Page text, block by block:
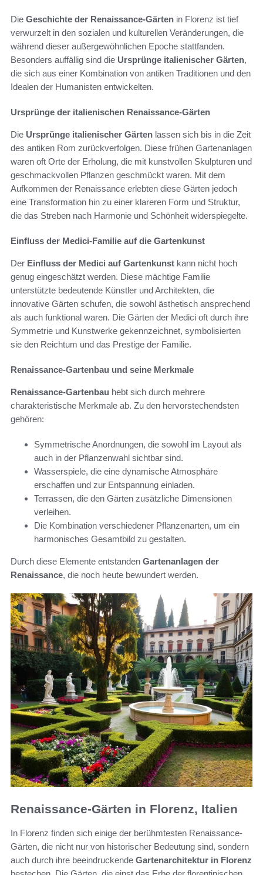
Die Geschichte der Renaissance-Gärten in Florenz ist tief
verwurzelt in den sozialen und kulturellen Veränderungen, die
während dieser außergewöhnlichen Epoche stattfanden.
Besonders auffällig sind die Ursprünge italienischer Gärten,
die sich aus einer Kombination von antiken Traditionen und den
Idealen der Humanisten entwickelten.
Ursprünge der italienischen Renaissance-Gärten
Die Ursprünge italienischer Gärten lassen sich bis in die Zeit
des antiken Rom zurückverfolgen. Diese frühen Gartenanlagen
waren oft Orte der Erholung, die mit kunstvollen Skulpturen und
geschmackvollen Pflanzen geschmückt waren. Mit dem
Aufkommen der Renaissance erlebten diese Gärten jedoch
eine Transformation hin zu einer klareren Form und Struktur,
die das Streben nach Harmonie und Schönheit widerspiegelte.
Einfluss der Medici-Familie auf die Gartenkunst
Der Einfluss der Medici auf Gartenkunst kann nicht hoch
genug eingeschätzt werden. Diese mächtige Familie
unterstützte bedeutende Künstler und Architekten, die
innovative Gärten schufen, die sowohl ästhetisch ansprechend
als auch funktional waren. Die Gärten der Medici oft durch ihre
Symmetrie und Kunstwerke gekennzeichnet, symbolisierten
sie den Reichtum und das Prestige der Familie.
Renaissance-Gartenbau und seine Merkmale
Renaissance-Gartenbau hebt sich durch mehrere
charakteristische Merkmale ab. Zu den hervorstechendsten
gehören:
Symmetrische Anordnungen, die sowohl im Layout als
auch in der Pflanzenwahl sichtbar sind.
Wasserspiele, die eine dynamische Atmosphäre
erschaffen und zur Entspannung einladen.
Terrassen, die den Gärten zusätzliche Dimensionen
verleihen.
Die Kombination verschiedener Pflanzenarten, um ein
harmonisches Gesamtbild zu gestalten.
Durch diese Elemente entstanden Gartenanlagen der
Renaissance, die noch heute bewundert werden.
Renaissance-Gärten in Florenz, Italien
In Florenz finden sich einige der berühmtesten Renaissance-
Gärten, die nicht nur von historischer Bedeutung sind, sondern
auch durch ihre beeindruckende Gartenarchitektur in Florenz